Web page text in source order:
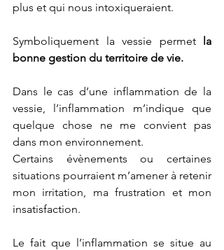
plus et qui nous intoxiqueraient.
Symboliquement la vessie permet la
bonne gestion du territoire de vie.
Dans le cas d’une inflammation de la
vessie, l’inflammation m’indique que
quelque chose ne me convient pas
dans mon environnement.
Certains évènements ou certaines
situations pourraient m’amener à retenir
mon irritation, ma frustration et mon
insatisfaction.
Le fait que l’inflammation se situe au